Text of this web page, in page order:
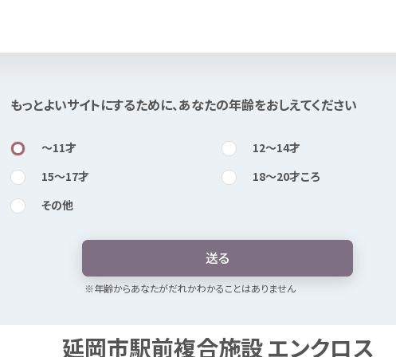
もっとよいサイトにするために、あなたの年齢をおしえてください
〜11才 12〜14才
15〜17才 18〜20才ころ
その他
送る
※年齢からあなたがだれかわかることはありません
このページは公開情報をもとにMexで作成しました
延岡市駅前複合施設エンクロス